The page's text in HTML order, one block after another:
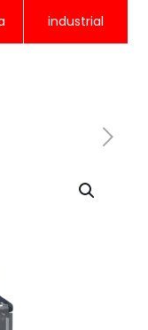
industrial